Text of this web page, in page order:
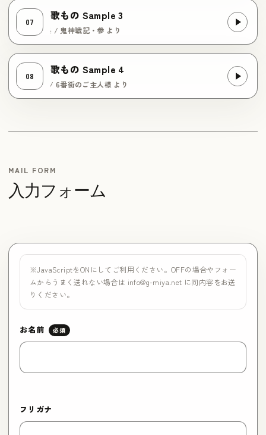
07 歌もの Sample 3
ク・ゲーム系 / 鬼神戦記・参 より
08 歌もの Sample 4
ク・情熱系 / 6番街のご主人様 より
MAIL FORM
入力フォーム
※JavaScriptをONにしてご利用ください。OFFの場合やフォー
ムからうまく送れない場合は info@g-miya.net に同内容をお送
りください。
お名前
フリガナ